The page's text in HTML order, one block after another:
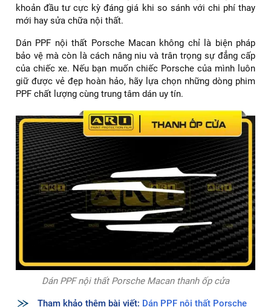
khoản đầu tư cực kỳ đáng giá khi so sánh với chi phí thay
mới hay sửa chữa nội thất.
Dán PPF nội thất Porsche Macan không chỉ là biện pháp
bảo vệ mà còn là cách nâng niu và trân trọng sự đẳng cấp
của chiếc xe. Nếu bạn muốn chiếc Porsche của mình luôn
giữ được vẻ đẹp hoàn hảo, hãy lựa chọn những dòng phim
PPF chất lượng cùng trung tâm dán uy tín.
Dán PPF nội thất Porsche Macan thanh ốp cửa
Tham khảo thêm bài viết: Dán PPF nội thất Porsche